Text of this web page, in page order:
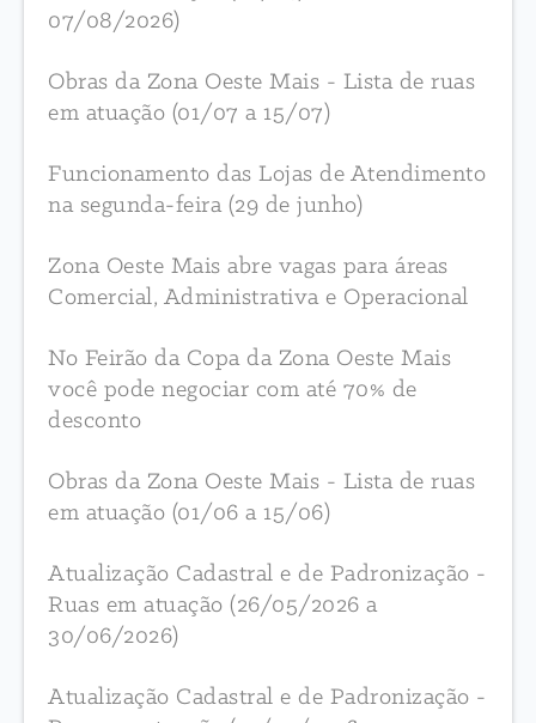
07/08/2026)
Obras da Zona Oeste Mais - Lista de ruas
em atuação (01/07 a 15/07)
Funcionamento das Lojas de Atendimento
na segunda-feira (29 de junho)
Zona Oeste Mais abre vagas para áreas
Comercial, Administrativa e Operacional
No Feirão da Copa da Zona Oeste Mais
você pode negociar com até 70% de
desconto
Obras da Zona Oeste Mais - Lista de ruas
em atuação (01/06 a 15/06)
Atualização Cadastral e de Padronização -
Ruas em atuação (26/05/2026 a
30/06/2026)
Atualização Cadastral e de Padronização -